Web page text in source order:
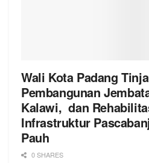
Wali Kota Padang
Pembangunan
Kalawi, dan
Infrastruktur
Pauh
0 SHARES